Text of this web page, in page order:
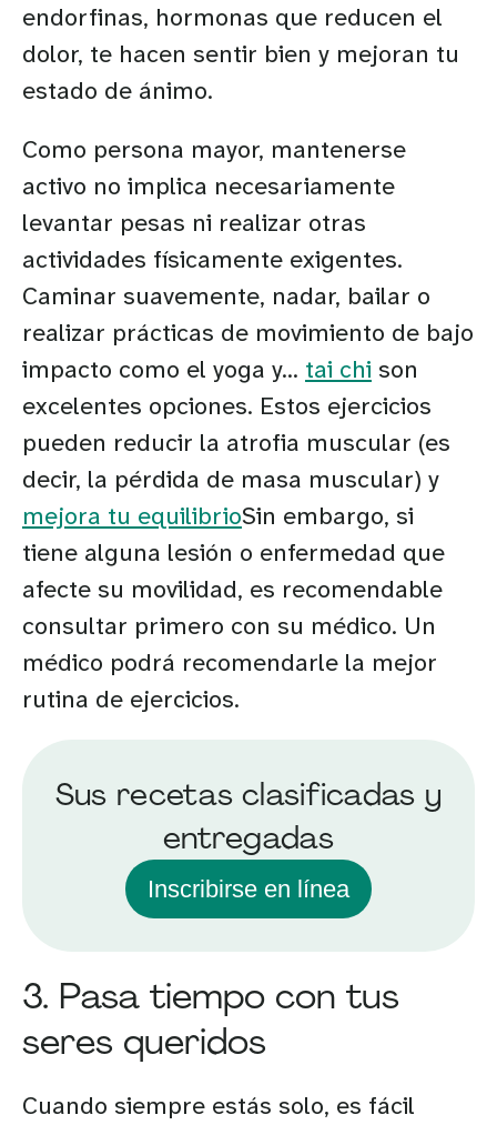
endorfinas, hormonas que reducen el
dolor, te hacen sentir bien y mejoran tu
estado de ánimo.
Como persona mayor, mantenerse
activo no implica necesariamente
levantar pesas ni realizar otras
actividades físicamente exigentes.
Caminar suavemente, nadar, bailar o
realizar prácticas de movimiento de bajo
impacto como el yoga y... tai chi son
excelentes opciones. Estos ejercicios
pueden reducir la atrofia muscular (es
decir, la pérdida de masa muscular) y
mejora tu equilibrioSin embargo, si
tiene alguna lesión o enfermedad que
afecte su movilidad, es recomendable
consultar primero con su médico. Un
médico podrá recomendarle la mejor
rutina de ejercicios.
Sus recetas clasificadas y
entregadas
Inscribirse en línea
3. Pasa tiempo con tus
seres queridos
Cuando siempre estás solo, es fácil